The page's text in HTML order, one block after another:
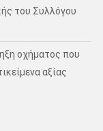
του Συλλόγου
οχήματος που
αξίας